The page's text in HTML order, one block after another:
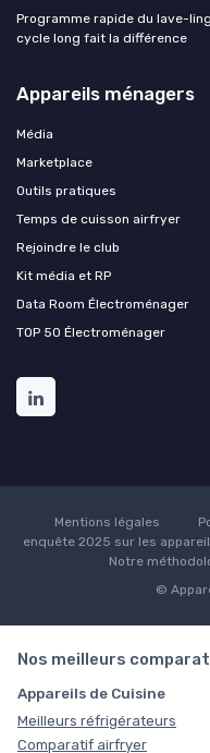
Programme rapide du lave-
cycle long fait la différence
Appareils ménagers
Média
Marketplace
Outils pratiques
Temps de cuisson airfryer
Rejoindre le club
Kit média et RP
Data Room Électroménager
TOP 50 Électroménager
Mentions légales
enquête 2025 sur les
Notre
©
Nos meilleurs
Appareils de Cuisine
Meilleurs réfrigérateurs
Comparatif airfryer